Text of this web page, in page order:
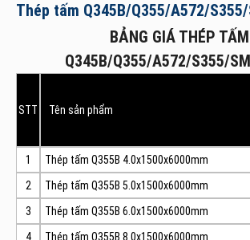
Thép tấm Q345B/Q355/A572/
BẢNG GIÁ THÉP TẤM
Q345B/Q355/A572/S355/
STT Tên sản phẩm
1
Thép tấm Q355B 4.0x1500x6000mm
2
Thép tấm Q355B 5.0x1500x6000mm
3
Thép tấm Q355B 6.0x1500x6000mm
4
Thép tấm Q355B 8.0x1500x6000mm